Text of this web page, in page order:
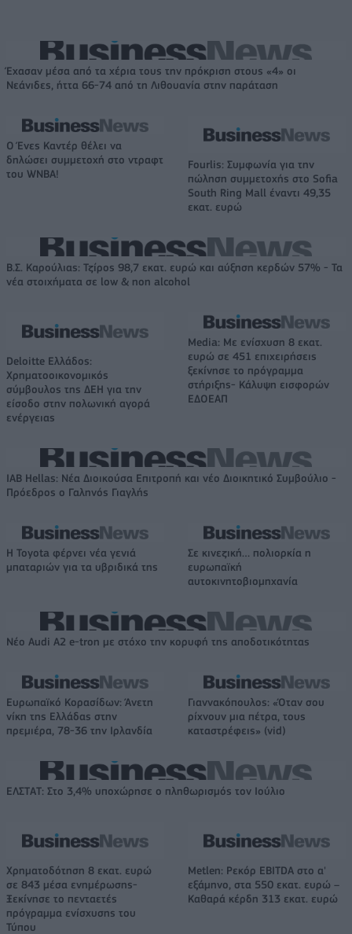
Έχασαν μέσα από τα χέρια τους την πρόκριση στους «4» οι
Νεάνιδες, ήττα 66-74 από τη Λιθουανία στην παράταση
Ο Ένες Καντέρ θέλει να
δηλώσει συμμετοχή στο ντραφτ
του WNBA!
Fourlis: Συμφωνία για την
πώληση συμμετοχής στο Sofia
South Ring Mall έναντι 49,35
εκατ. ευρώ
Β.Σ. Καρούλιας: Τζίρος 98,7 εκατ. ευρώ και αύξηση κερδών 57% - Τα
νέα στοιχήματα σε low & non alcohol
Deloitte Ελλάδος:
Χρηματοοικονομικός
σύμβουλος της ΔΕΗ για την
είσοδο στην πολωνική αγορά
ενέργειας
Media: Με ενίσχυση 8 εκατ.
ευρώ σε 451 επιχειρήσεις
ξεκίνησε το πρόγραμμα
στήριξης- Κάλυψη εισφορών
ΕΔΟΕΑΠ
IAB Hellas: Νέα Διοικούσα Επιτροπή και νέο Διοικητικό Συμβούλιο -
Πρόεδρος ο Γαληνός Γιαγλής
Η Toyota φέρνει νέα γενιά
μπαταριών για τα υβριδικά της
Σε κινεζική… πολιορκία η
ευρωπαϊκή
αυτοκινητοβιομηχανία
Νέο Audi A2 e-tron με στόχο την κορυφή της αποδοτικότητας
Ευρωπαϊκό Κορασίδων: Άνετη
νίκη της Ελλάδας στην
πρεμιέρα, 78-36 την Ιρλανδία
Γιαννακόπουλος: «Όταν σου
ρίχνουν μια πέτρα, τους
καταστρέφεις» (vid)
ΕΛΣΤΑΤ: Στο 3,4% υποχώρησε ο πληθωρισμός τον Ιούλιο
Χρηματοδότηση 8 εκατ. ευρώ
σε 843 μέσα ενημέρωσης-
Ξεκίνησε το πενταετές
πρόγραμμα ενίσχυσης του
Τύπου
Metlen: Ρεκόρ EBITDA στο α'
εξάμηνο, στα 550 εκατ. ευρώ –
Καθαρά κέρδη 313 εκατ. ευρώ